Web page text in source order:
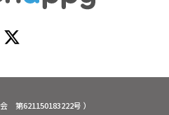
第621150183222号 ）